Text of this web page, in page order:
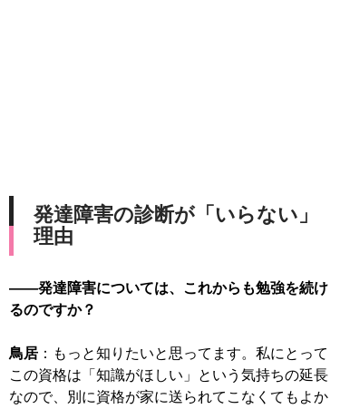
発達障害の診断が「いらない」
理由
――発達障害については、これからも勉強を続け
るのですか？
鳥居 ：もっと知りたいと思ってます。私にとって
この資格は「知識がほしい」という気持ちの延長
なので、別に資格が家に送られてこなくてもよか